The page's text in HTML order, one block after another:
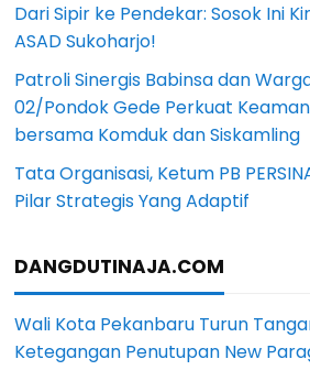
Dari Sipir ke Pendekar: Sosok Ini
ASAD Sukoharjo!
Patroli Sinergis Babinsa dan
02/Pondok Gede Perkuat
bersama Komduk dan Siskamling
Tata Organisasi, Ketum PB
Pilar Strategis Yang Adaptif
DANGDUTINAJA.COM
Wali Kota Pekanbaru Turun
Ketegangan Penutupan New